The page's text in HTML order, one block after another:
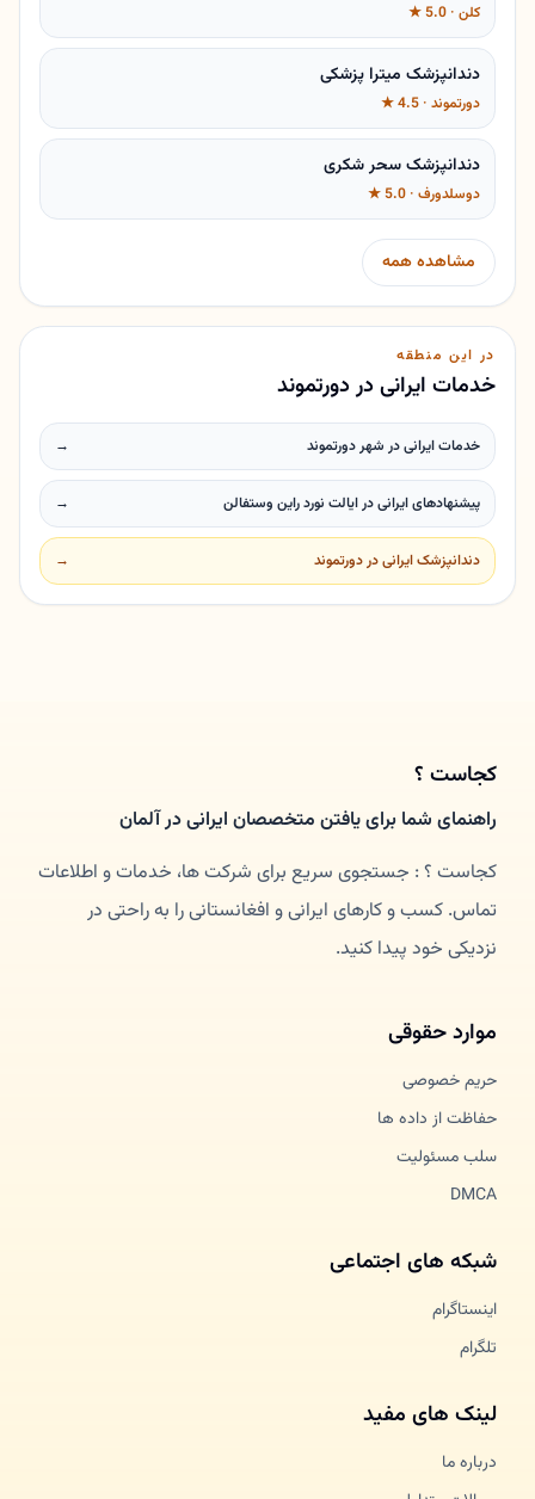
کلن · 5.0 ★
دندانپزشک میترا پزشکی
دورتموند · 4.5 ★
دندانپزشک سحر شکری
دوسلدورف · 5.0 ★
مشاهده همه
در این منطقه
خدمات ایرانی در دورتموند
خدمات ایرانی در شهر دورتموند →
پیشنهادهای ایرانی در ایالت نورد راین وستفالن →
دندانپزشک ایرانی در دورتموند →
کجاست ؟
راهنمای شما برای یافتن متخصصان ایرانی در آلمان
کجاست ؟ : جستجوی سریع برای شرکت ها، خدمات و اطلاعات
تماس. کسب و کارهای ایرانی و افغانستانی را به راحتی در
نزدیکی خود پیدا کنید.
موارد حقوقی
حریم خصوصی
حفاظت از داده ها
سلب مسئولیت
DMCA
شبکه های اجتماعی
اینستاگرام
تلگرام
لینک های مفید
درباره ما